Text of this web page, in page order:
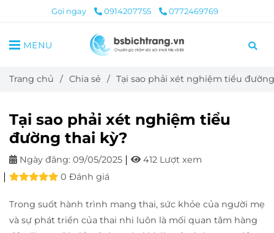
Gọi ngay 0914207755 0772469769
MENU
Trang chủ / Chia sẻ / Tại sao phải xét nghiệm tiểu
Tại sao phải xét nghiệm tiểu
đường thai kỳ?
Ngày đăng: 09/05/2025
412 Lượt xem
0 Đánh giá
Trong suốt hành trình mang thai, sức khỏe của người mẹ
và sự phát triển của thai nhi luôn là mối quan tâm hàng